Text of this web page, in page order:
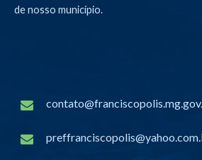
de nosso município.